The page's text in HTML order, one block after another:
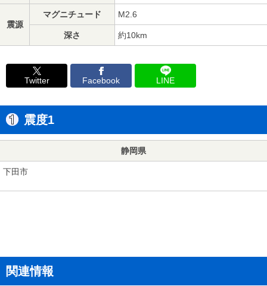
震源
マグニチュード M2.6
深さ 約10km
Twitter Facebook LINE
震度1
静岡県
下田市
関連情報